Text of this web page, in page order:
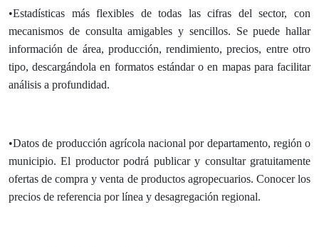
•Estadísticas más flexibles de todas las cifras del sector, con
mecanismos de consulta amigables y sencillos. Se puede hallar
información de área, producción, rendimiento, precios, entre otro
tipo, descargándola en formatos estándar o en mapas para facilitar
análisis a profundidad.
•Datos de producción agrícola nacional por departamento, región o
municipio. El productor podrá publicar y consultar gratuitamente
ofertas de compra y venta de productos agropecuarios. Conocer los
precios de referencia por línea y desagregación regional.